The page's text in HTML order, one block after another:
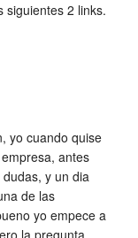
siguientes 2 links.
yo cuando quise
antes
y un dia
de las
yo empece a
la pregunta